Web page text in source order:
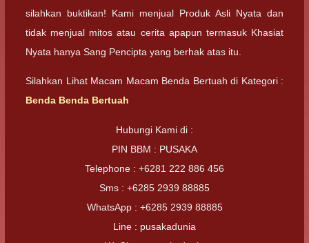
silahkan buktikan! Kami menjual Produk Asli Nyata dan
tidak menjual mitos atau cerita apapun termasuk Khasiat
Nyata hanya Sang Pencipta yang berhak atas itu.
Silahkan Lihat Macam Macam Benda Bertuah di Kategori :
Benda Benda Bertuah
Hubungi Kami di :
PIN BBM : PUSAKA
Telephone : +6281 222 886 456
Sms : +6285 2939 88885
WhatsApp : +6285 2939 88885
Line : pusakadunia